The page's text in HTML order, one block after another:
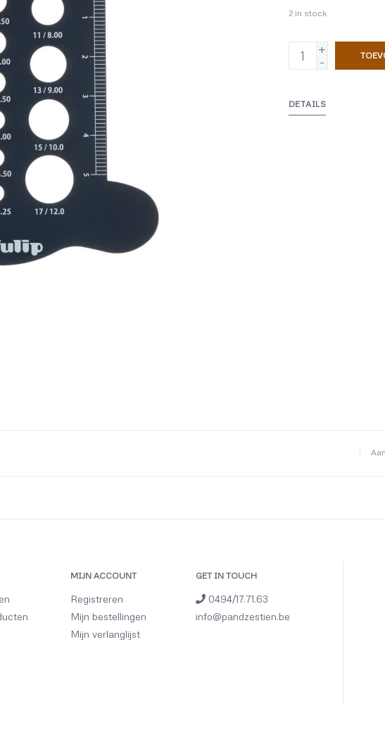
2 in stock
+
-
DETAILS
MIJN ACCOUNT
Registreren
Mijn bestellingen
Mijn verlanglijst
GET IN TOUCH
0494/17.71.63
info@pandzestien.be